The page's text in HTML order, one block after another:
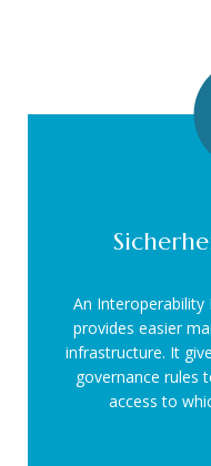
An Interoperability
provides easier
infrastructure. It
governance rules
access to